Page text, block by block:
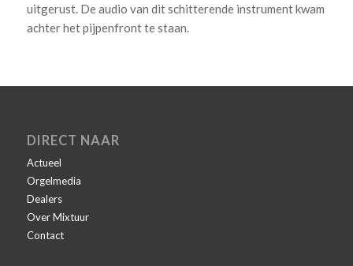
uitgerust. De audio van dit schitterende instrument kwam
achter het pijpenfront te staan.
DIRECT NAAR
Actueel
Orgelmedia
Dealers
Over Mixtuur
Contact